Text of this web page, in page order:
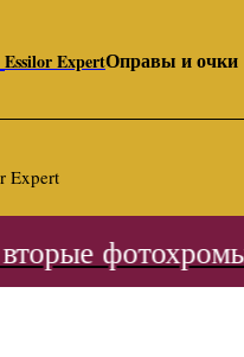
Essilor ExpertОправы и очки
Expert
фотохромы